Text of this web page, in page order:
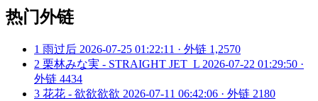
热门外链
1 雨过后 2026-07-25 01:22:11 · 外链 1,2570
2 栗林みな実 - STRAIGHT JET_L 2026-07-22 01:29:50 ·
外链 4434
3 花花 - 欲欲欲欲 2026-07-11 06:42:06 · 外链 2180